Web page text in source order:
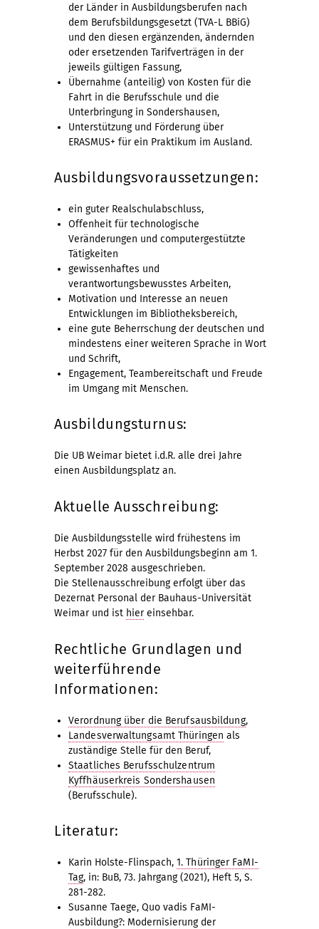
der Länder in Ausbildungsberufen nach
dem Berufsbildungsgesetzt (TVA-L BBiG)
und den diesen ergänzenden, ändernden
oder ersetzenden Tarifverträgen in der
jeweils gültigen Fassung,
Übernahme (anteilig) von Kosten für die
Fahrt in die Berufsschule und die
Unterbringung in Sondershausen,
Unterstützung und Förderung über
ERASMUS+ für ein Praktikum im Ausland.
Ausbildungsvoraussetzungen:
ein guter Realschulabschluss,
Offenheit für technologische
Veränderungen und computergestützte
Tätigkeiten
gewissenhaftes und
verantwortungsbewusstes Arbeiten,
Motivation und Interesse an neuen
Entwicklungen im Bibliotheksbereich,
eine gute Beherrschung der deutschen und
mindestens einer weiteren Sprache in Wort
und Schrift,
Engagement, Teambereitschaft und Freude
im Umgang mit Menschen.
Ausbildungsturnus:
Die UB Weimar bietet i.d.R. alle drei Jahre
einen Ausbildungsplatz an.
Aktuelle Ausschreibung:
Die Ausbildungsstelle wird frühestens im
Herbst 2027 für den Ausbildungsbeginn am 1.
September 2028 ausgeschrieben.
Die Stellenausschreibung erfolgt über das
Dezernat Personal der Bauhaus-Universität
Weimar und ist hiereinsehbar.
Rechtliche Grundlagen und
weiterführende
Informationen:
Verordnung über die Berufsausbildung,
Landesverwaltungsamt Thüringen als
zuständige Stelle für den Beruf,
Staatliches Berufsschulzentrum
Kyffhäuserkreis Sondershausen
(Berufsschule).
Literatur:
Karin Holste-Flinspach, 1. Thüringer FaMI-
Tag, in: BuB, 73. Jahrgang (2021), Heft 5, S.
281-282.
Susanne Taege, Quo vadis FaMI-
Ausbildung?: Modernisierung der